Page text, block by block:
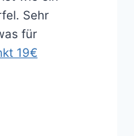
Sehr
für
19€